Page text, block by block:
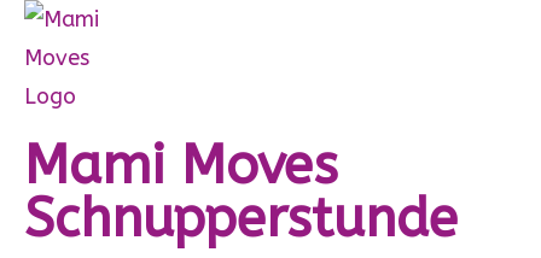
Mami Moves
Schnupperstunde